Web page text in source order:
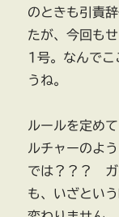
のときも引責
たが、今回も
1号。なんでこ
うね。
ルールを定め
ルチャーのよ
では？？？ ガ
も、いざとい